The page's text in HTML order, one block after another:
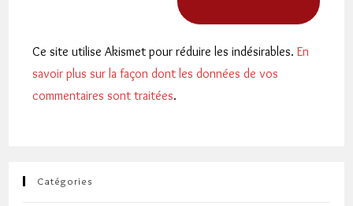
Ce site utilise Akismet pour réduire les indésirables.En
savoir plus sur la façon dont les données de vos
commentaires sont traitées.
Catégories